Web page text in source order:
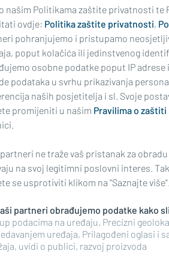
NERETVE
žene danas će
10 kilometara!
DONJI
POBJEDNICA MASTERSA, ZA
kao da se mučimo,
I
našim Politikama zaštite privatnosti te
ovdje: Politika zaštite privatnosti,
pohranjujemo i pristupamo
poput kolačića ili jedinstvenog
osobne podatke poput IP
podataka u svrhu prikazivanja
naših posjetitelja i sl. Svoje
promijeniti u našim Pravilima o
ne traže vaš pristanak za
na svoj legitimni poslovni interes.
se usprotiviti klikom na "Saznajte više".
partneri obrađujemo podatke kako
podacima na uređaju, Precizni
uređaja, Prilagođeni oglasi i
uvidi o publici, razvoj proizvoda